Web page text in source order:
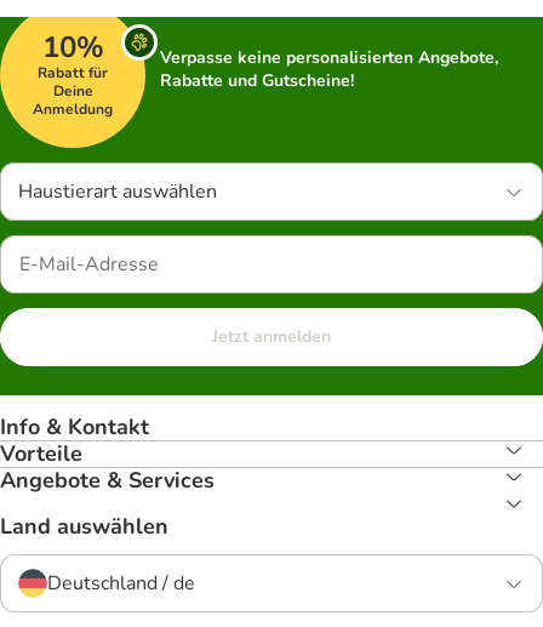
10%
Rabatt für
Deine
Anmeldung
Verpasse keine personalisierten Angebote,
Rabatte und Gutscheine!
Haustierart auswählen
Jetzt anmelden
Info & Kontakt
Vorteile
Angebote & Services
Land auswählen
Deutschland / de